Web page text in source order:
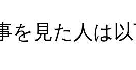
を見た人は